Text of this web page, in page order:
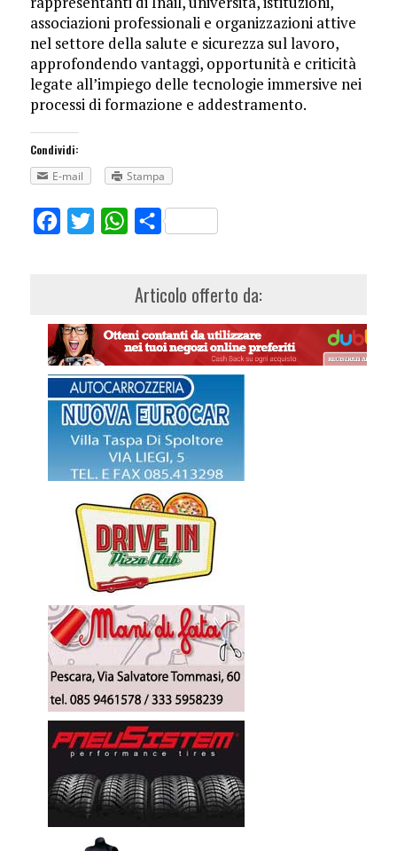
associazioni professionali e organizzazioni attive
nel settore della salute e sicurezza sul lavoro,
approfondendo vantaggi, opportunità e criticità
legate all’impiego delle tecnologie immersive nei
processi di formazione e addestramento.
Condividi:
E-mail
Stampa
FacebookTwitterWhatsApp
Share
Articolo offerto da: